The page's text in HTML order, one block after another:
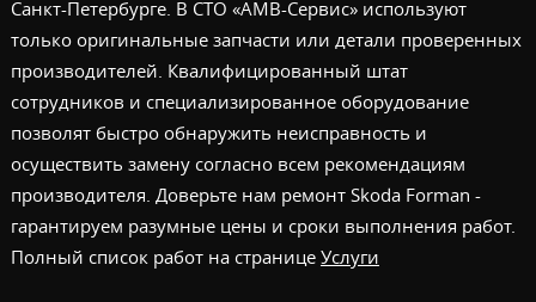
Санкт-Петербурге. В СТО «АМВ-Сервис» используют
только оригинальные запчасти или детали проверенных
производителей. Квалифицированный штат
сотрудников и специализированное оборудование
позволят быстро обнаружить неисправность и
осуществить замену согласно всем рекомендациям
производителя. Доверьте нам ремонт Skoda Forman -
гарантируем разумные цены и сроки выполнения работ.
Полный список работ на странице Услуги